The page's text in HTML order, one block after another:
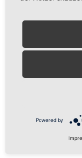
Tagespreis:
Powered by